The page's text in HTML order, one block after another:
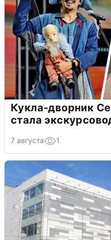
Кукла-дворник
стала
7 августа 1